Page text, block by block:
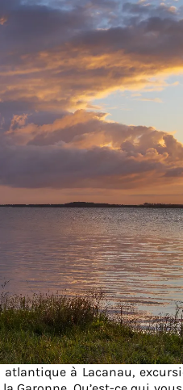
à Lacanau,